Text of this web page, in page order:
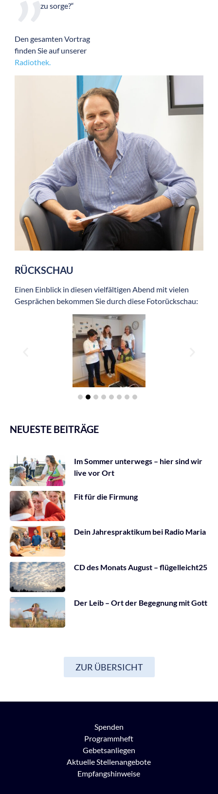
zu sorge?“
Den gesamten Vortrag
finden Sie auf unserer
Radiothek.
RÜCKSCHAU
Einen Einblick in diesen vielfältigen Abend mit vielen
Gesprächen bekommen Sie durch diese Fotorückschau:
NEUESTE BEITRÄGE
Im Sommer unterwegs – hier sind wir
live vor Ort
Fit für die Firmung
Dein Jahrespraktikum bei Radio Maria
CD des Monats August – flügelleicht25
Der Leib – Ort der Begegnung mit Gott
ZUR ÜBERSICHT
Spenden
Programmheft
Gebetsanliegen
Aktuelle Stellenangebote
Empfangshinweise